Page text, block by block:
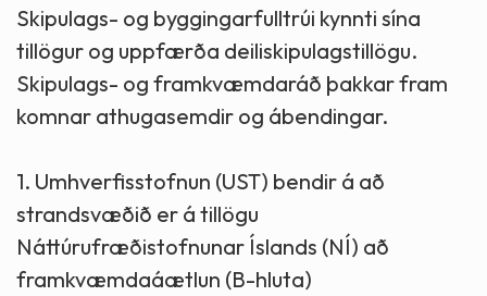
Skipulags- og byggingarfulltrúi kynnti sína
tillögur og uppfærða deiliskipulagstillögu.
Skipulags- og framkvæmdaráð þakkar fram
komnar athugasemdir og ábendingar.
1. Umhverfisstofnun (UST) bendir á að
strandsvæðið er á tillögu
Náttúrufræðistofnunar Íslands (NÍ) að
framkvæmdaáætlun (B-hluta)